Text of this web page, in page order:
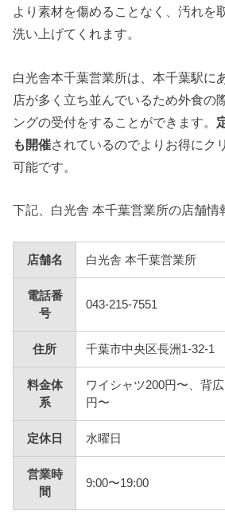
より素材を傷めることなく、汚れを
洗い上げてくれます。
白光舎本千葉営業所は、本千葉駅に
店が多く立ち並んでいるため外食の
ングの受付をすることができます。
も開催されているのでよりお得にク
可能です。
下記、白光舎 本千葉営業所の店舗情
店舗名 白光舎 本千葉営業所
電話番
号
043-215-7551
住所 千葉市中央区長洲1-32-1
料金体
系
ワイシャツ200円〜、背
円〜
定休日 水曜日
営業時
間
9:00〜19:00